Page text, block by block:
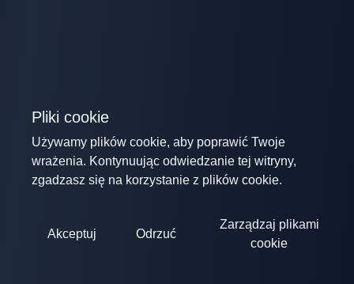
Pliki cookie
Używamy plików cookie, aby poprawić Twoje
wrażenia. Kontynuując odwiedzanie tej witryny,
zgadzasz się na korzystanie z plików cookie.
Akceptuj Odrzuć
Zarządzaj plikami
cookie